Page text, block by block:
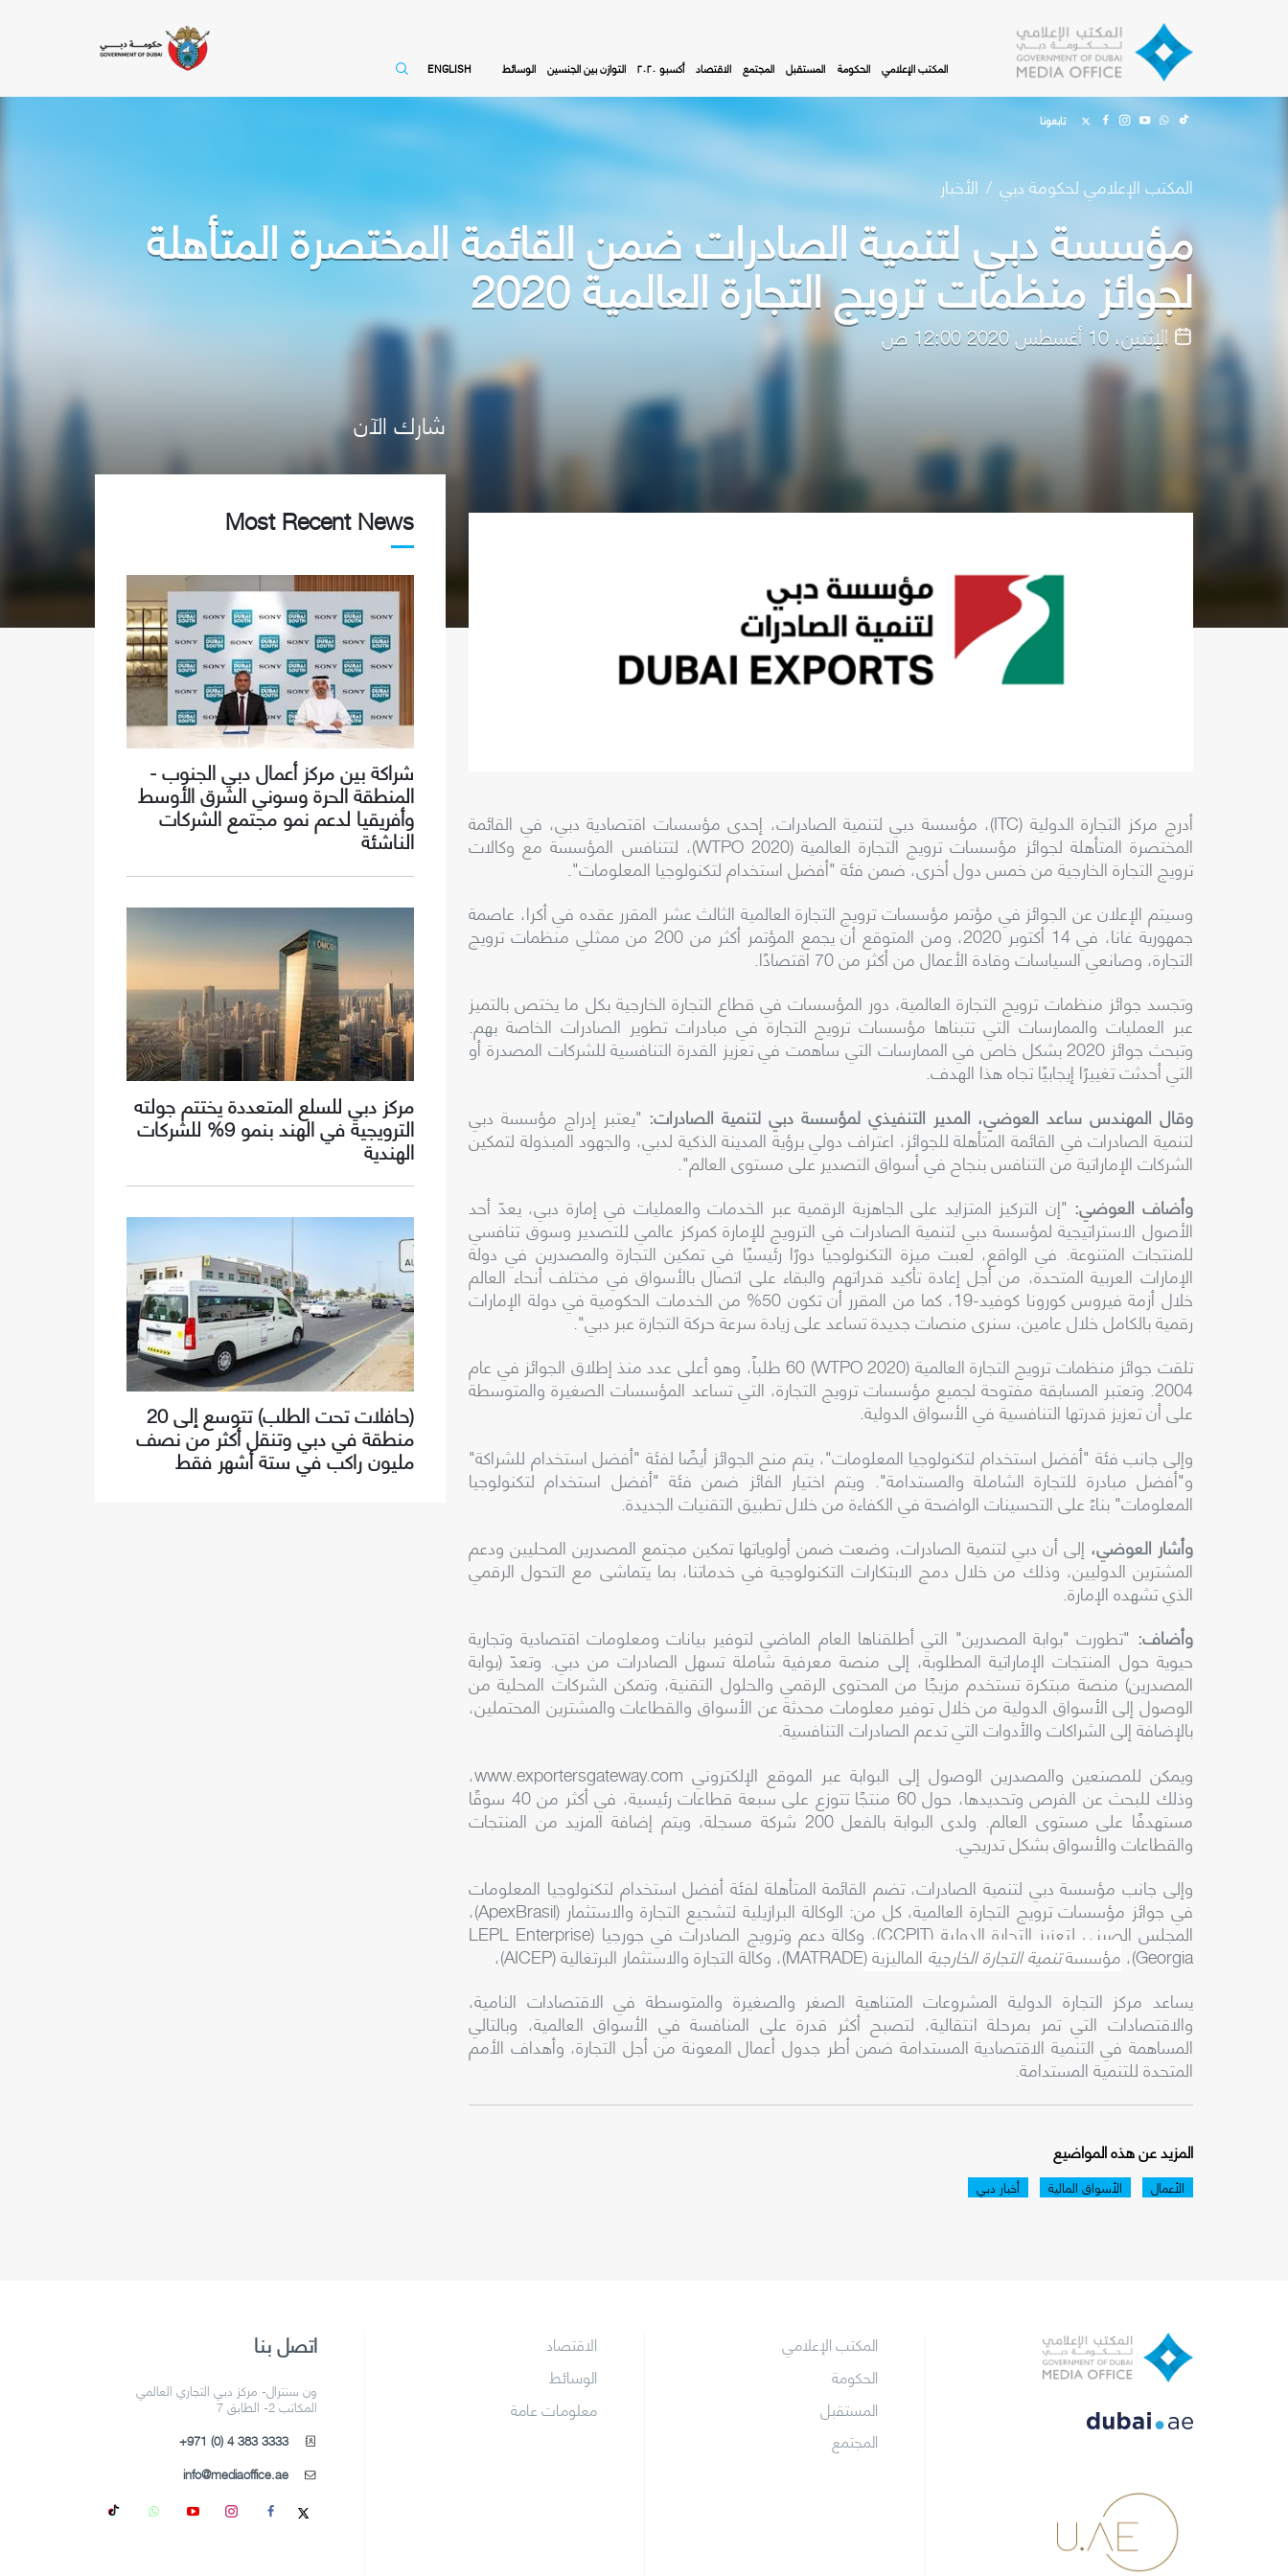
المكتب الإعلامي الحكومة المستقبل المجتمع الاقتصاد أكسبو ٢٠٢٠ التوازن بين الجنسين الوسائط ENGLISH
تابعونا
المكتب الإعلامي لحكومة دبي الأخبار
مؤسسة دبي لتنمية الصادرات ضمن القائمة المختصرة المتأهلة
لجوائز منظمات ترويج التجارة العالمية 2020
الإثنين، 10 أغسطس 2020 12:00 ص
أدرج مركز التجارة الدولية (ITC)، مؤسسة دبي لتنمية الصادرات، إحدى مؤسسات اقتصادية دبي، في القائمة
المختصرة المتأهلة لجوائز مؤسسات ترويج التجارة العالمية (WTPO 2020)، لتتنافس المؤسسة مع وكالات
ترويج التجارة الخارجية من خمس دول أخرى، ضمن فئة "أفضل استخدام لتكنولوجيا المعلومات".
وسيتم الإعلان عن الجوائز في مؤتمر مؤسسات ترويج التجارة العالمية الثالث عشر المقرر عقده في أكرا، عاصمة
جمهورية غانا، في 14 أكتوبر 2020، ومن المتوقع أن يجمع المؤتمر أكثر من 200 من ممثلي منظمات ترويج
التجارة، وصانعي السياسات وقادة الأعمال من أكثر من 70 اقتصادًا
.
وتجسد جوائز منظمات ترويج التجارة العالمية، دور المؤسسات في قطاع التجارة الخارجية بكل ما يختص بالتميز
عبر العمليات والممارسات التي تتبناها مؤسسات ترويج التجارة في مبادرات تطوير الصادرات الخاصة بهم.
وتبحث جوائز 2020 بشكل خاص في الممارسات التي ساهمت في تعزيز القدرة التنافسية للشركات المصدرة أو
التي أحدثت تغييرًا إيجابيًا تجاه هذا الهدف.
وقال المهندس ساعد العوضي، المدير التنفيذي لمؤسسة دبي لتنمية الصادرات: "يعتبر إدراج مؤسسة دبي
لتنمية الصادرات في القائمة المتأهلة للجوائز، اعتراف دولي برؤية المدينة الذكية لدبي، والجهود المبذولة لتمكين
الشركات الإماراتية من التنافس بنجاح في أسواق التصدير على مستوى العالم".
وأضاف العوضي: "إن التركيز المتزايد على الجاهزية الرقمية عبر الخدمات والعمليات في إمارة دبي، يعدّ أحد
الأصول الاستراتيجية لمؤسسة دبي لتنمية الصادرات في الترويج للإمارة كمركز عالمي للتصدير وسوق تنافسي
للمنتجات المتنوعة. في الواقع، لعبت ميزة التكنولوجيا دورًا رئيسيًا في تمكين التجارة والمصدرين في دولة
الإمارات العربية المتحدة، من أجل إعادة تأكيد قدراتهم والبقاء على اتصال بالأسواق في مختلف أنحاء العالم
خلال أزمة فيروس كورونا كوفيد-19، كما من المقرر أن تكون 50% من الخدمات الحكومية في دولة الإمارات
رقمية بالكامل خلال عامين، سنرى منصات جديدة تساعد على زيادة سرعة حركة التجارة عبر دبي".
تلقت جوائز منظمات ترويج التجارة العالمية (WTPO 2020 ) 60 طلباً، وهو أعلى عدد منذ إطلاق الجوائز في عام
2004. وتعتبر المسابقة مفتوحة لجميع مؤسسات ترويج التجارة، التي تساعد المؤسسات الصغيرة والمتوسطة
على أن تعزيز قدرتها التنافسية في الأسواق الدولية.
وإلى جانب فئة "أفضل استخدام لتكنولوجيا المعلومات"، يتم منح الجوائز أيضًا لفئة "أفضل استخدام للشراكة"
و"أفضل مبادرة للتجارة الشاملة والمستدامة". ويتم اختيار الفائز ضمن فئة "أفضل استخدام لتكنولوجيا
المعلومات" بناءً على التحسينات الواضحة في الكفاءة من خلال تطبيق التقنيات الجديدة.
وأشار العوضي، إلى أن دبي لتنمية الصادرات، وضعت ضمن أولوياتها تمكين مجتمع المصدرين المحليين ودعم
المشترين الدوليين، وذلك من خلال دمج الابتكارات التكنولوجية في خدماتنا، بما يتماشى مع التحول الرقمي
الذي تشهده الإمارة.
وأضاف: "تطورت "بوابة المصدرين" التي أطلقناها العام الماضي لتوفير بيانات ومعلومات اقتصادية وتجارية
حيوية حول المنتجات الإماراتية المطلوبة، إلى منصة معرفية شاملة تسهل الصادرات من دبي. وتعدّ (بوابة
المصدرين) منصة مبتكرة تستخدم مزيجًا من المحتوى الرقمي والحلول التقنية، وتمكن الشركات المحلية من
الوصول إلى الأسواق الدولية من خلال توفير معلومات محدثة عن الأسواق والقطاعات والمشترين المحتملين،
بالإضافة إلى الشراكات والأدوات التي تدعم الصادرات التنافسية.
ويمكن للمصنعين والمصدرين الوصول إلى البوابة عبر الموقع الإلكتروني www.exportersgateway.com،
وذلك للبحث عن الفرص وتحديدها، حول 60 منتجًا تتوزع على سبعة قطاعات رئيسية، في أكثر من 40 سوقًا
مستهدفًا على مستوى العالم. ولدى البوابة بالفعل 200 شركة مسجلة، ويتم إضافة المزيد من المنتجات
والقطاعات والأسواق بشكل تدريجي.
وإلى جانب مؤسسة دبي لتنمية الصادرات، تضم القائمة المتأهلة لفئة أفضل استخدام لتكنولوجيا المعلومات
في جوائز مؤسسات ترويج التجارة العالمية، كل من: الوكالة البرازيلية لتشجيع التجارة والاستثمار (ApexBrasil)،
المجلس الصيني لتعزيز التجارة الدولية (CCPIT)، وكالة دعم وترويج الصادرات في جورجيا (LEPL Enterprise
Georgia)، مؤسسةتنمية التجارة الخارجية الماليزية (MATRADE)، وكالة التجارة والاستثمار البرتغالية (AICEP)،
يساعد مركز التجارة الدولية المشروعات المتناهية الصغر والصغيرة والمتوسطة في الاقتصادات النامية،
والاقتصادات التي تمر بمرحلة انتقالية، لتصبح أكثر قدرة على المنافسة في الأسواق العالمية، وبالتالي
المساهمة في التنمية الاقتصادية المستدامة ضمن أطر جدول أعمال المعونة من أجل التجارة، وأهداف الأمم
المتحدة للتنمية المستدامة.
المزيد عن هذه المواضيع
الأعمال الأسواق المالية أخبار دبي
شارك الآن
Most Recent News
شراكة بين مركز أعمال دبي الجنوب -
المنطقة الحرة وسوني الشرق الأوسط
وأفريقيا لدعم نمو مجتمع الشركات
الناشئة
مركز دبي للسلع المتعددة يختتم جولته
الترويجية في الهند بنمو 9% للشركات
الهندية
(حافلات تحت الطلب) تتوسع إلى 20
منطقة في دبي وتنقل أكثر من نصف
مليون راكب في ستة أشهر فقط
المكتب الإعلامي
الحكومة
المستقبل
المجتمع
الاقتصاد
الوسائط
معلومات عامة
اتصل بنا
ون سنترال- مركز دبي التجاري العالمي
المكاتب 2- الطابق 7
+971 (0) 4 383 3333
info@mediaoffice.ae